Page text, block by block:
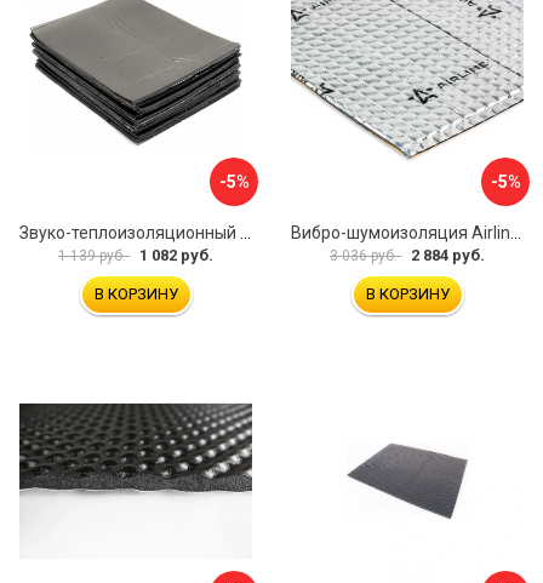
-5%
1 139 руб. 1 082 руб.
В КОРЗИНУ
-5%
3 036 руб. 2 884 руб.
В КОРЗИНУ